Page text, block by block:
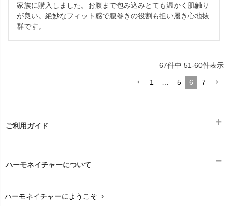
家族に購入しました。お腹まで包み込みとても温かく肌触り
が良い。絶妙なフィット感で腹巻きの役割も担い履き心地抜
群です。
67件中 51-60件表示
1 5 6 7
ご利用ガイド
配送と送料chevron_right
ハーモネイチャーについて
ハーモネイチャーにようこそ chevron_right